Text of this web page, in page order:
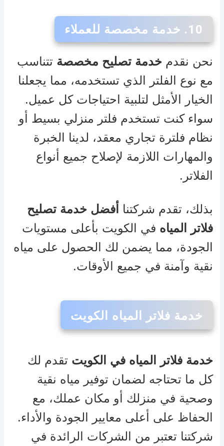
10. خدمة مخصصة للعملاء
نحن نقدم خدمة تصليح مخصصة تتناسب
مع نوع الفلتر الذي تستخدمه، مما يجعلنا
الخيار الأمثل لتلبية احتياجات كل عميل.
سواء كنت تستخدم فلتر منزلي بسيط أو
نظام فلترة تجاري معقد، لدينا الخبرة
والمهارات اللازمة لإصلاح جميع أنواع
الفلاتر.
بذلك، تقدم شركتنا أفضل خدمة تصليح
فلاتر المياه في الكويت بأعلى مستويات
الجودة، مما يضمن لك الحصول على مياه
نقية وآمنة في جميع الأوقات.
خدمة فلاتر المياه الكويت
خدمة فلاتر المياه في الكويت تقدم لك
كل ما تحتاجه لضمان توفير مياه نقية
وصحية في منزلك أو مكان عملك، مع
الحفاظ على أعلى معايير الجودة والأداء.
شركتنا تعتبر من الشركات الرائدة في